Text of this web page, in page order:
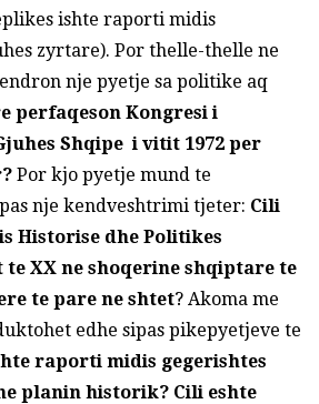
ishte raporti midis
zyrtare). Por thelle-thelle ne
nje pyetje sa politike aq
perfaqeson Kongresi i
Shqipe i vitit 1972 per
Por kjo pyetje mund te
nje kendveshtrimi tjeter: Cili
Historise dhe Politikes
XX ne shoqerine shqiptare te
te pare ne shtet? Akoma me
edhe sipas pikepyetjeve te
raporti midis gegerishtes
planin historik? Cili eshte